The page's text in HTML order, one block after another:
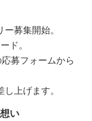
募集開始。
ド。
募フォームから
上げます。
い